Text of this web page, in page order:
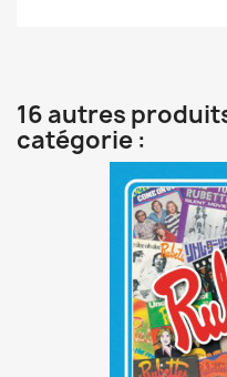
16 autres
catégorie :